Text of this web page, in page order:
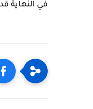
في النهاية